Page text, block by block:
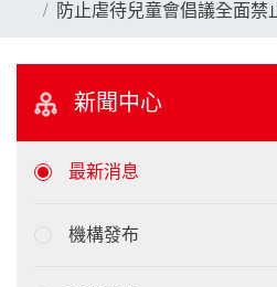
防止虐待兒童會倡議全面禁
新聞中心
最新消息
機構發布